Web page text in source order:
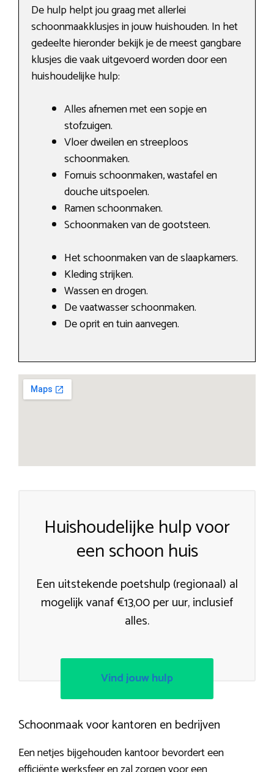
De hulp helpt jou graag met allerlei
schoonmaakklusjes in jouw huishouden. In het
gedeelte hieronder bekijk je de meest gangbare
klusjes die vaak uitgevoerd worden door een
huishoudelijke hulp:
Alles afnemen met een sopje en
stofzuigen.
Vloer dweilen en streeploos
schoonmaken.
Fornuis schoonmaken, wastafel en
douche uitspoelen.
Ramen schoonmaken.
Schoonmaken van de gootsteen.
Het schoonmaken van de slaapkamers.
Kleding strijken.
Wassen en drogen.
De vaatwasser schoonmaken.
De oprit en tuin aanvegen.
Huishoudelijke hulp voor
een schoon huis
Een uitstekende poetshulp (regionaal) al
mogelijk vanaf €13,00 per uur, inclusief
alles.
Vind jouw hulp
Schoonmaak voor kantoren en bedrijven
Een netjes bijgehouden kantoor bevordert een